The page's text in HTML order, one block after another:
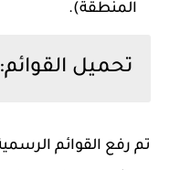
المنطقة).
تحميل القوائم: